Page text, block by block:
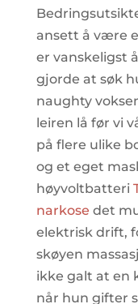
ansett å være
er vanskeligst
gjorde at søk
naughty
leiren lå før vi
på flere ulike
og et eget
høyvoltbatteri
narkose det
elektrisk drift,
skøyen
ikke galt at en
når hun gifter